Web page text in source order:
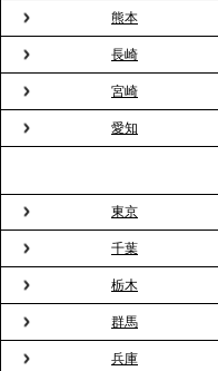
2026.3.16
プレスリリースのご
粉レス」な室内花見
る、快適で新しいお
2026.3.5
プレスリリースのご
用が前年比4倍に急
2026.2.13
熊本
長崎
宮崎
愛知
東京
千葉
栃木
群馬
兵庫